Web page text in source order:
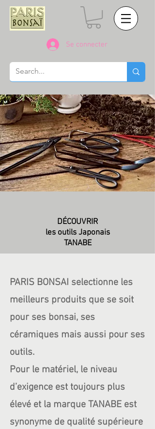
Se connecter
DÉCOUVRIR
les outils Japonais
TANABE
PARIS BONSAI selectionne les
meilleurs produits que se soit
pour ses bonsai, ses
céramiques mais aussi pour ses
outils.
Pour le matériel, le niveau
d’exigence est toujours plus
élevé et la marque TANABE est
synonyme de qualité supérieure